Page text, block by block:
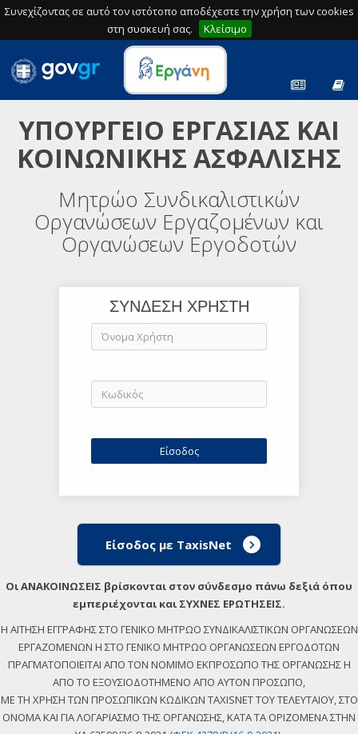
Συνεχίζοντας σε αυτό τον ιστότοπο αποδέχεστε την χρήση των cookies
στη συσκευή σας.
Κλείσιμο
ΥΠΟΥΡΓΕΙΟ ΕΡΓΑΣΙΑΣ ΚΑΙ
ΚΟΙΝΩΝΙΚΗΣ ΑΣΦΑΛΙΣΗΣ
Μητρώο Συνδικαλιστικών
Οργανώσεων Εργαζομένων και
Οργανώσεων Εργοδοτών
ΣΥΝΔΕΣΗ ΧΡΗΣΤΗ
Είσοδος με TaxisNet
Οι ΑΝΑΚΟΙΝΩΣΕΙΣ βρίσκονται στον σύνδεσμο πάνω δεξιά όπου
εμπεριέχονται και ΣΥΧΝΕΣ ΕΡΩΤΗΣΕΙΣ.
Η ΑΙΤΗΣΗ ΕΓΓΡΑΦΗΣ ΣΤΟ ΓΕΝΙΚΟ ΜΗΤΡΩΟ ΣΥΝΔΙΚΑΛΙΣΤΙΚΩΝ ΟΡΓΑΝΩΣΕΩΝ
ΕΡΓΑΖΟΜΕΝΩΝ Η ΣΤΟ ΓΕΝΙΚΟ ΜΗΤΡΩΟ ΟΡΓΑΝΩΣΕΩΝ ΕΡΓΟΔΟΤΩΝ
ΠΡΑΓΜΑΤΟΠΟΙΕΙΤΑΙ ΑΠΟ ΤΟΝ ΝΟΜΙΜΟ ΕΚΠΡΟΣΩΠΟ ΤΗΣ ΟΡΓΑΝΩΣΗΣ Η
ΑΠΟ ΤΟ ΕΞΟΥΣΙΟΔΟΤΗΜΕΝΟ ΑΠΟ ΑΥΤΟΝ ΠΡΟΣΩΠΟ,
ΜΕ ΤΗ ΧΡΗΣΗ ΤΩΝ ΠΡΟΣΩΠΙΚΩΝ ΚΩΔΙΚΩΝ TAXISNET ΤΟΥ ΤΕΛΕΥΤΑΙΟΥ, ΣΤΟ
ΟΝΟΜΑ ΚΑΙ ΓΙΑ ΛΟΓΑΡΙΑΣΜΟ ΤΗΣ ΟΡΓΑΝΩΣΗΣ, ΚΑΤΑ ΤΑ ΟΡΙΖΟΜΕΝΑ ΣΤΗΝ